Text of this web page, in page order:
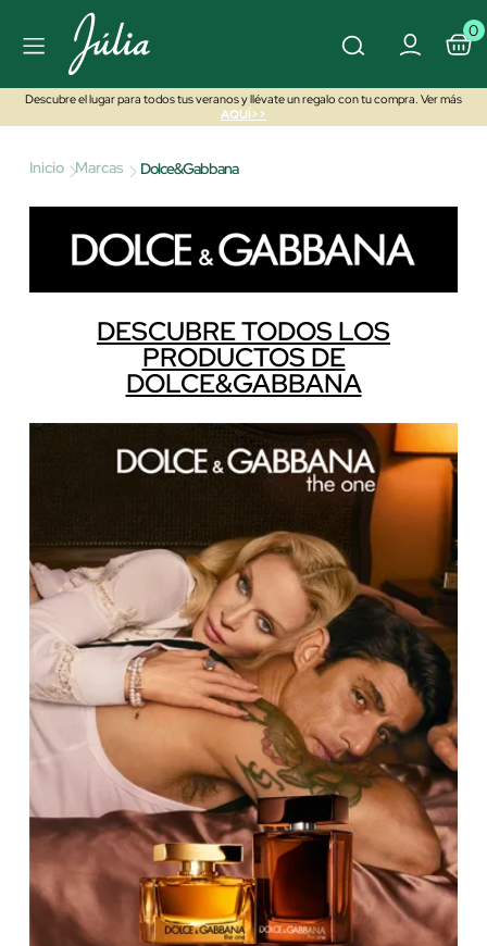
0
Descubre el lugar para todos tus veranos y llévate un regalo con tu compra. Ver más
AQUÍ>>
Inicio Marcas Dolce&Gabbana
DESCUBRE TODOS LOS
PRODUCTOS DE
DOLCE&GABBANA